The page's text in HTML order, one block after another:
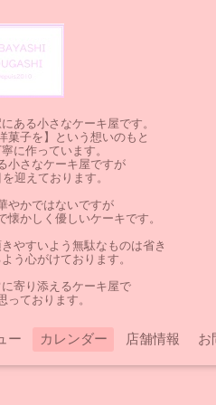
ある小さなケーキ屋です。
菓子を】という想いのもと
に作っています。
小さなケーキ屋ですが
迎えております。
やかではないですが
懐かしく優しいケーキです。
やすいよう無駄なものは省き
う心がけております。
寄り添えるケーキ屋で
っております。
ー カレンダー 店舗情報 お